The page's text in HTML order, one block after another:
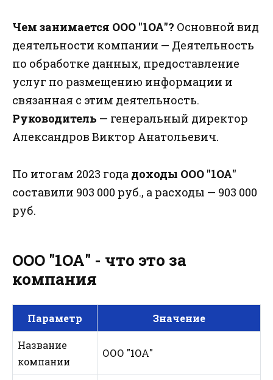
Чем занимается ООО "1ОА"? Основной вид
деятельности компании — Деятельность
по обработке данных, предоставление
услуг по размещению информации и
связанная с этим деятельность.
Руководитель — генеральный директор
Александров Виктор Анатольевич.
По итогам 2023 года доходы ООО "1ОА"
составили 903 000 руб., а расходы — 903 000
руб.
ООО "1ОА" - что это за
компания
Параметр Значение
Название
компании
ООО "1ОА"